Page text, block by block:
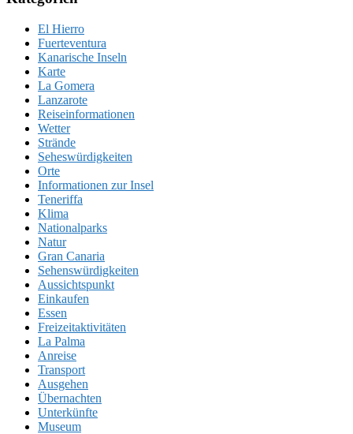
El Hierro
Fuerteventura
Kanarische Inseln
Karte
La Gomera
Lanzarote
Reiseinformationen
Wetter
Strände
Seheswürdigkeiten
Orte
Informationen zur Insel
Teneriffa
Klima
Nationalparks
Natur
Gran Canaria
Sehenswürdigkeiten
Aussichtspunkt
Einkaufen
Essen
Freizeitaktivitäten
La Palma
Anreise
Transport
Ausgehen
Übernachten
Unterkünfte
Museum